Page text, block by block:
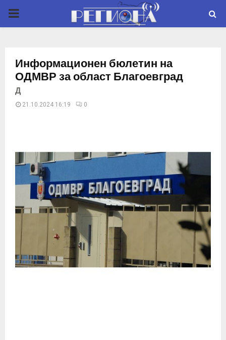
P
M
R
M
N
Информационен бюлетин на
ОДМВР за област Благоевград
Д
21.10.2024 16:19 0